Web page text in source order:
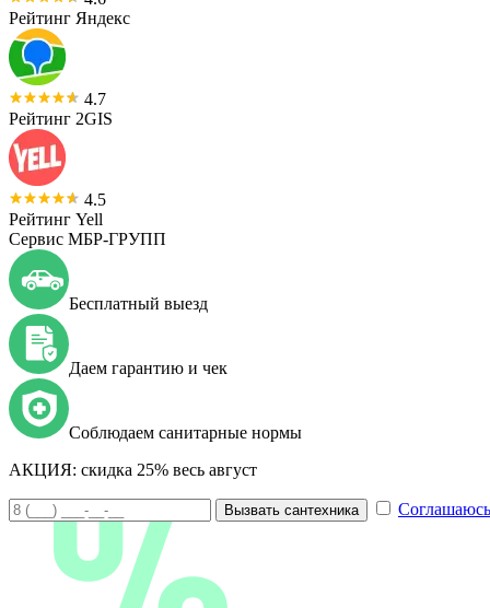
Рейтинг Яндекс
4.7
Рейтинг 2GIS
4.5
Рейтинг Yell
Сервис МБР-ГРУПП
Бесплатный выезд
Даем гарантию и чек
Соблюдаем санитарные нормы
АКЦИЯ: скидка 25% весь август
Вызвать сантехника